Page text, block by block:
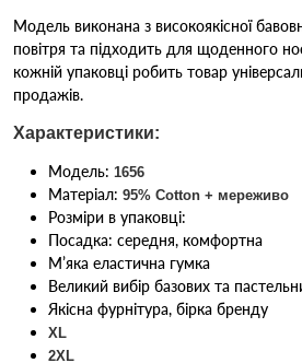
Модель виконана з високоякісної
повітря та підходить для щоденного
кожній упаковці робить товар
продажів.
Характеристики:
Модель: 1656
Матеріал: 95% Cotton + мереживо
Розміри в упаковці:
Посадка: середня, комфортна
М’яка еластична гумка
Великий вибір базових та
Якісна фурнітура, бірка бренду
XL
2XL